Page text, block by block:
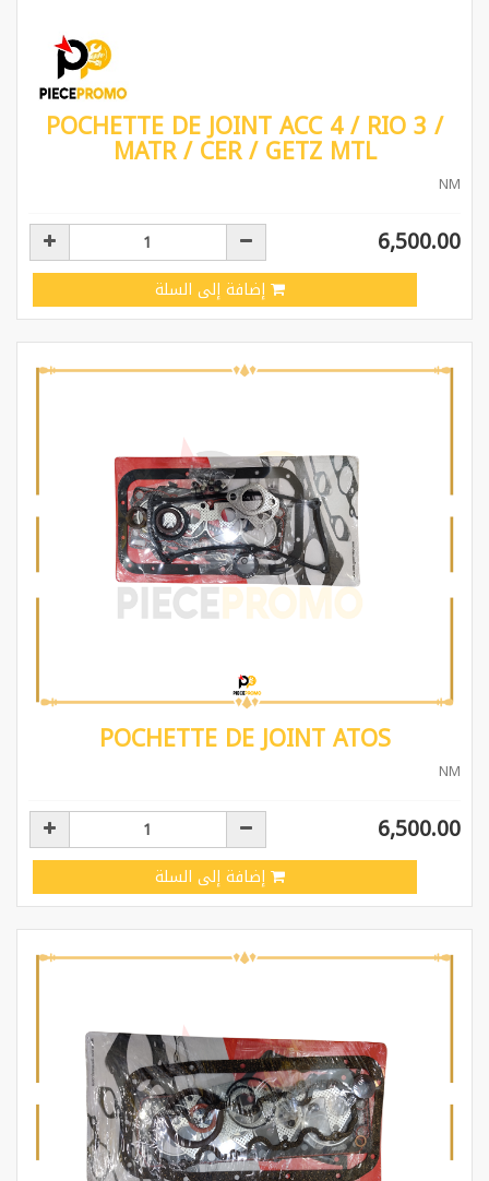
POCHETTE DE JOINT ACC 4 / RIO 3 /
MATR / CER / GETZ MTL
NM
6,500.00
إضافة إلى السلة
POCHETTE DE JOINT ATOS
NM
6,500.00
إضافة إلى السلة